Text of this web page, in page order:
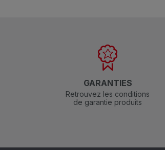
GARANTIES
Retrouvez les conditions
de garantie produits